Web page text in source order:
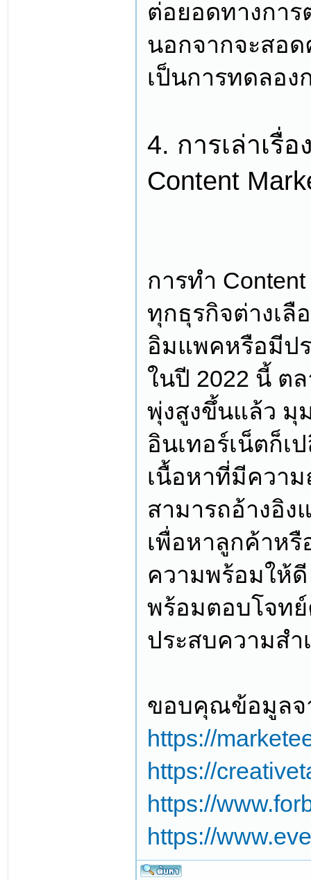
ต่อยอดทางการ
นอกจากจะสอ
เป็นการทดลอง
4. การเล่าเรื่
Content
การทำ
ทุกธุรกิจต่างเ
อิมแพคหรือมีป
ในปี 2022 นี้ ต
พุ่งสูงขึ้นแล้ว มุ
อินเทอร์เน็ตก็เ
เนื้อหาที่มีควา
สามารถอ้างอิ
เพื่อหาลูกค้าหรื
ความพร้อมให้
พร้อมตอบโจท
ประสบความสำ
ขอบคุณข้อมูลจ
https://
https://
https://
https://